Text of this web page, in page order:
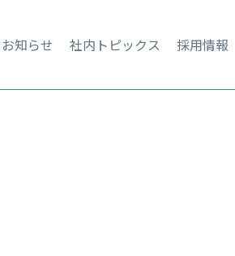
お知らせ 社内トピックス 採用情報